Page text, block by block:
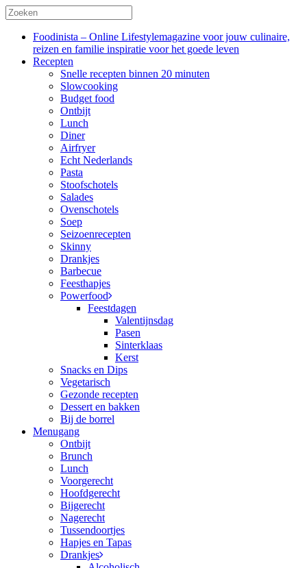
Foodinista – Online Lifestylemagazine voor jouw culinaire,
reizen en familie inspiratie voor het goede leven
Recepten
Snelle recepten binnen 20 minuten
Slowcooking
Budget food
Ontbijt
Lunch
Diner
Airfryer
Echt Nederlands
Pasta
Stoofschotels
Salades
Ovenschotels
Soep
Seizoenrecepten
Skinny
Drankjes
Barbecue
Feesthapjes
Powerfood
Feestdagen
Valentijnsdag
Pasen
Sinterklaas
Kerst
Snacks en Dips
Vegetarisch
Gezonde recepten
Dessert en bakken
Bij de borrel
Menugang
Ontbijt
Brunch
Lunch
Voorgerecht
Hoofdgerecht
Bijgerecht
Nagerecht
Tussendoortjes
Hapjes en Tapas
Drankjes